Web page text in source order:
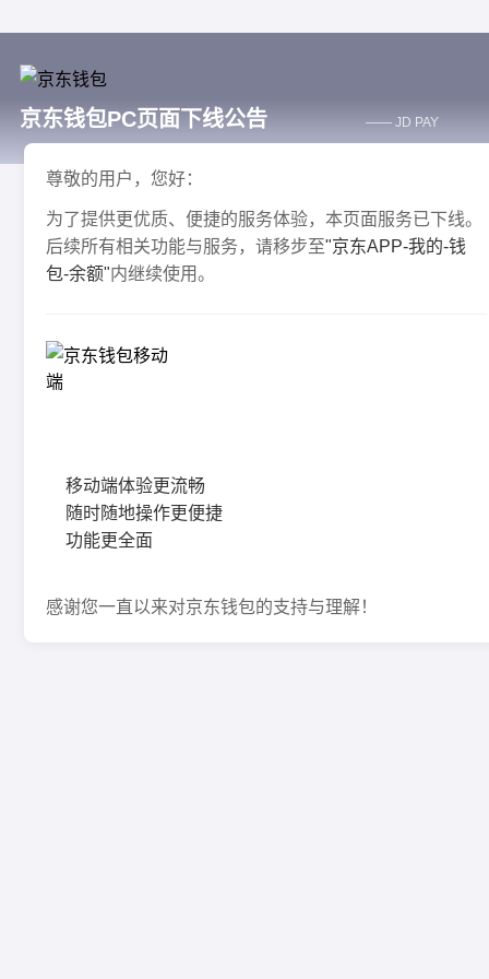
京东钱包PC页面下线公告 —— JD PAY
尊敬的用户，您好：
为了提供更优质、便捷的服务体验，本页面服务已下线。
后续所有相关功能与服务，请移步至"京东APP-我的-钱
包-余额"内继续使用。
移动端体验更流畅
随时随地操作更便捷
功能更全面
感谢您一直以来对京东钱包的支持与理解！